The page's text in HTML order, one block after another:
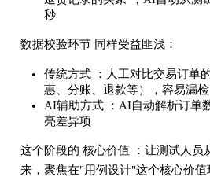
秒
数据校验环节 同样受益匪浅：
传统方式 ：人工对比交易订单
惠、分账、退款等），容易漏检
AI辅助方式 ：AI自动解析订单
亮差异项
这个阶段的 核心价值 ：让测试人员
来，聚焦在"用例设计"这个核心价值